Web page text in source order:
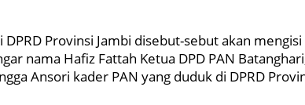
Provinsi Jambi disebut-sebut akan mengisi
nama Hafiz Fattah Ketua DPD PAN
Ansori kader PAN yang duduk di DPRD